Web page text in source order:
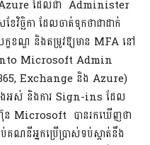
ដែលជា Administer
វិច្ឆិកា ដែលចាត់ទុកថាជាដាក់
ខណ្ឌ និងតម្រូវឱ្យមាន MFA នៅ
Microsoft Admin
Exchange និង Azure)
ទាំងអស់ និងការ Sign-ins ដែល
ន Microsoft បានរកឃើញថា
ប់គណនីអ្នកប្រើប្រាស់ទប់ស្កាត់នឹង